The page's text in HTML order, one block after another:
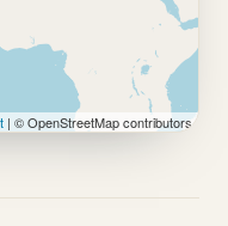
| © OpenStreetMap contributors